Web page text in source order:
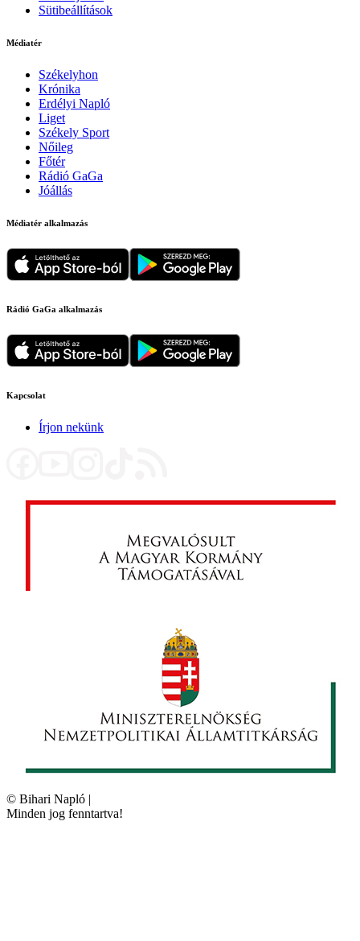
Sütibeállítások
Médiatér
Székelyhon
Krónika
Erdélyi Napló
Liget
Székely Sport
Nőileg
Főtér
Rádió GaGa
Jóállás
Médiatér alkalmazás
Rádió GaGa alkalmazás
Kapcsolat
Írjon nekünk
© Bihari Napló |
Minden jog fenntartva!